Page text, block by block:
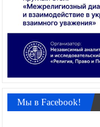
Мы в Facebook!